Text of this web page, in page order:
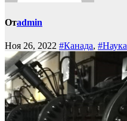
Отadmin
Ноя 26, 2022 #Канада, #Наука